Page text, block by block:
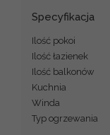
Specyfikacja
Ilość pokoi
Ilość łazienek
Ilość balkonów
Kuchnia
Winda
Typ ogrzewania